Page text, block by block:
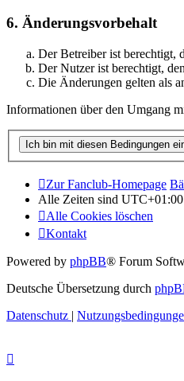
6. Änderungsvorbehalt
Der Betreiber ist berechtigt,
Der Nutzer ist berechtigt,
Die Änderungen gelten als
Informationen über den Umgang
Zur Fanclub-Homepage
Alle Zeiten sind UTC+01:00
Alle Cookies löschen
Kontakt
Powered by phpBB® Forum
Deutsche Übersetzung durch
Datenschutz |